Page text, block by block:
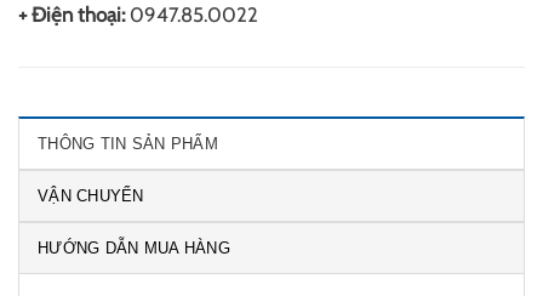
+ Điện thoại: 0947.85.0022
THÔNG TIN SẢN PHẨM
VẬN CHUYỂN
HƯỚNG DẪN MUA HÀNG